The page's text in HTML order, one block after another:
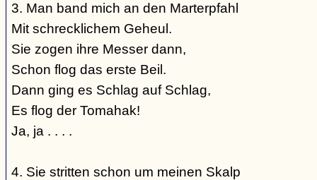
3. Man band mich an den Marterpfahl
Mit schrecklichem Geheul.
Sie zogen ihre Messer dann,
Schon flog das erste Beil.
Dann ging es Schlag auf Schlag,
Es flog der Tomahak!
Ja, ja . . . .
4. Sie stritten schon um meinen Skalp